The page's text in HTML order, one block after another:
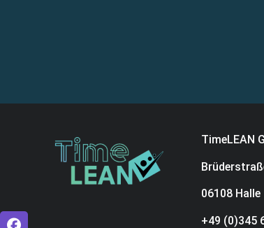
TimeLEAN
06108 Halle
+49 (0)345